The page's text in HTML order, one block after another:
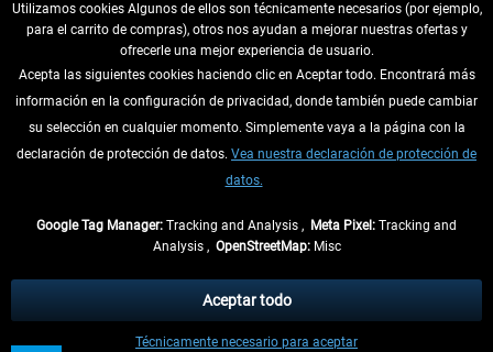
DESISTIR DEL CONTRATO
INFORMACIÓN
tasas de recepción si no se describe lo contrario
** De aplicación a envíos dentro de Alemania. Los plazos de envío para los
Utilizamos cookies Algunos de ellos son técnicamente necesarios (por ejemplo,
para el carrito de compras), otros nos ayudan a mejorar nuestras ofertas y
ofrecerle una mejor experiencia de usuario.
Acepta las siguientes cookies haciendo clic en Aceptar todo. Encontrará más
información en la configuración de privacidad, donde también puede cambiar
su selección en cualquier momento. Simplemente vaya a la página con la
declaración de protección de datos. Vea nuestra declaración de protección de
datos.
Google Tag Manager: Tracking and Analysis , Meta Pixel: Tracking and
Analysis , OpenStreetMap:Misc
Técnicamente necesario para aceptar
Aceptar todo